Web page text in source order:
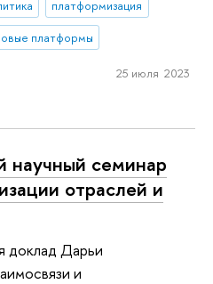
платформизация
платформы
25 июля 2023
научный семинар
отраслей и
доклад Дарьи
и